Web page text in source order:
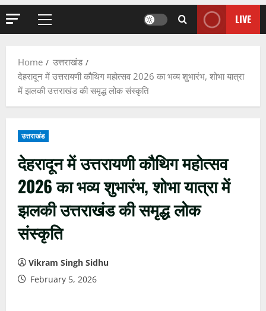
Primary
LIVE
Home
उत्तराखंड
देहरादून में उत्तरायणी कौथिग महोत्सव 2026 का भव्य शुभारंभ, शोभा यात्रा
में झलकी उत्तराखंड की समृद्ध लोक संस्कृति
उत्तराखंड
देहरादून में उत्तरायणी कौथिग महोत्सव
2026 का भव्य शुभारंभ, शोभा यात्रा में
झलकी उत्तराखंड की समृद्ध लोक
संस्कृति
Vikram Singh Sidhu
February 5, 2026